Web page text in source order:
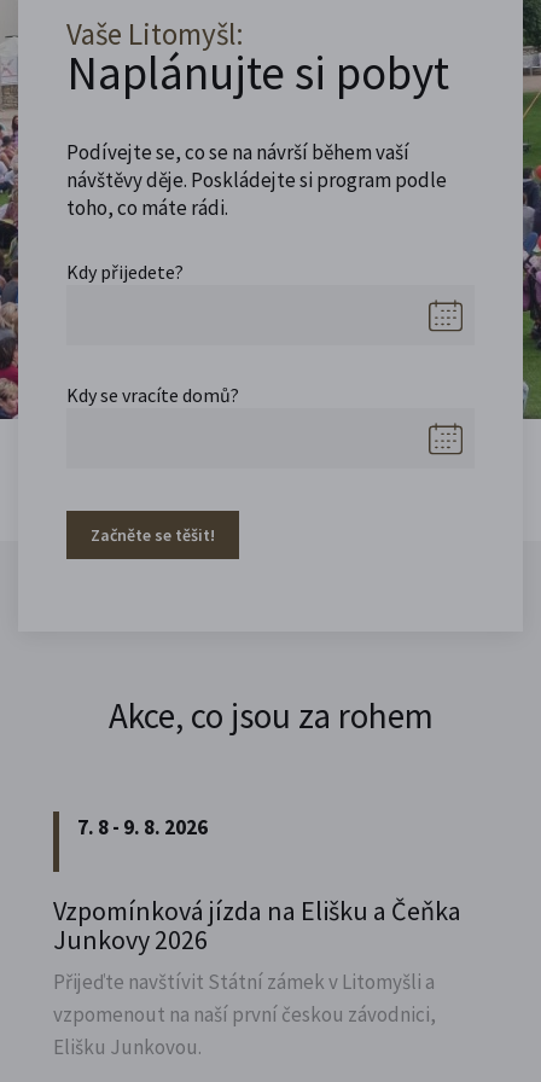
Vaše Litomyšl:
Naplánujte si pobyt
Podívejte se, co se na návrší během vaší
návštěvy děje. Poskládejte si program podle
toho, co máte rádi.
Kdy přijedete?
Kdy se vracíte domů?
Začněte se těšit!
Akce, co jsou za rohem
7. 8 - 9. 8. 2026
Vzpomínková jízda na Elišku a Čeňka
Junkovy 2026
Přijeďte navštívit Státní zámek v Litomyšli a
vzpomenout na naší první českou závodnici,
Elišku Junkovou.